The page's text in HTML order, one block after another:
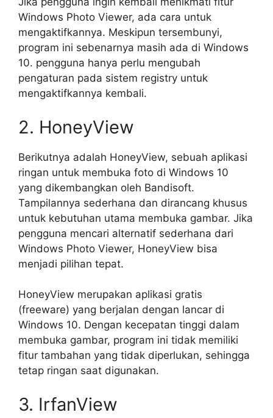
Windows Photo Viewer, ada cara untuk
mengaktifkannya. Meskipun tersembunyi,
program ini sebenarnya masih ada di Windows
10. pengguna hanya perlu mengubah
pengaturan pada sistem registry untuk
mengaktifkannya kembali.
2. HoneyView
Berikutnya adalah HoneyView, sebuah aplikasi
ringan untuk membuka foto di Windows 10
yang dikembangkan oleh Bandisoft.
Tampilannya sederhana dan dirancang khusus
untuk kebutuhan utama membuka gambar. Jika
pengguna mencari alternatif sederhana dari
Windows Photo Viewer, HoneyView bisa
menjadi pilihan tepat.
HoneyView merupakan aplikasi gratis
(freeware) yang berjalan dengan lancar di
Windows 10. Dengan kecepatan tinggi dalam
membuka gambar, program ini tidak memiliki
fitur tambahan yang tidak diperlukan, sehingga
tetap ringan saat digunakan.
3. IrfanView